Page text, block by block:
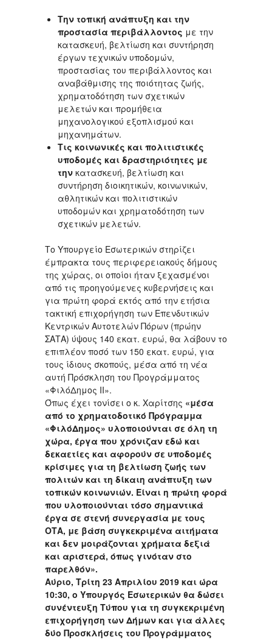
Την τοπική ανάπτυξη και την
προστασία περιβάλλοντος με την
κατασκευή, βελτίωση και συντήρηση
έργων τεχνικών υποδομών,
προστασίας του περιβάλλοντος και
αναβάθμισης της ποιότητας ζωής,
χρηματοδότηση των σχετικών
μελετών και προμήθεια
μηχανολογικού εξοπλισμού και
μηχανημάτων.
Τις κοινωνικές και πολιτιστικές
υποδομές και δραστηριότητες με
την κατασκευή, βελτίωση και
συντήρηση διοικητικών, κοινωνικών,
αθλητικών και πολιτιστικών
υποδομών και χρηματοδότηση των
σχετικών μελετών.
Το Υπουργείο Εσωτερικών στηρίζει
έμπρακτα τους περιφερειακούς δήμους
της χώρας, οι οποίοι ήταν ξεχασμένοι
από τις προηγούμενες κυβερνήσεις και
για πρώτη φορά εκτός από την ετήσια
τακτική επιχορήγηση των Επενδυτικών
Κεντρικών Αυτοτελών Πόρων (πρώην
ΣΑΤΑ) ύψους 140 εκατ. ευρώ, θα λάβουν το
επιπλέον ποσό των 150 εκατ. ευρώ, για
τους ίδιους σκοπούς, μέσα από τη νέα
αυτή Πρόσκληση του Προγράμματος
«ΦιλόΔημος ΙΙ».
Όπως έχει τονίσει ο κ. Χαρίτσης «μέσα
από το χρηματοδοτικό Πρόγραμμα
«ΦιλόΔημος» υλοποιούνται σε όλη τη
χώρα, έργα που χρόνιζαν εδώ και
δεκαετίες και αφορούν σε υποδομές
κρίσιμες για τη βελτίωση ζωής των
πολιτών και τη δίκαιη ανάπτυξη των
τοπικών κοινωνιών. Είναι η πρώτη φορά
που υλοποιούνται τόσο σημαντικά
έργα σε στενή συνεργασία με τους
ΟΤΑ, με βάση συγκεκριμένα αιτήματα
και δεν μοιράζονται χρήματα δεξιά
και αριστερά, όπως γινόταν στο
παρελθόν».
Αύριο, Τρίτη 23 Απριλίου 2019 και ώρα
10:30, ο Υπουργός Εσωτερικών θα δώσει
συνέντευξη Τύπου για τη συγκεκριμένη
επιχορήγηση των Δήμων και για άλλες
δύο Προσκλήσεις του Προγράμματος